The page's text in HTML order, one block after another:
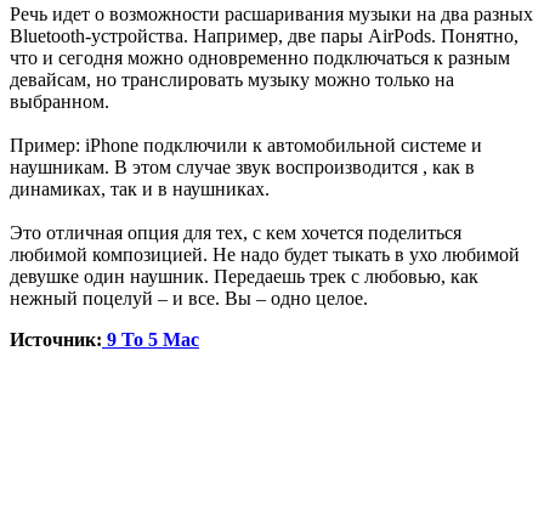
Речь идет о возможности расшаривания музыки на два разных
Bluetooth-устройства. Например, две пары AirPods. Понятно,
что и сегодня можно одновременно подключаться к разным
девайсам, но транслировать музыку можно только на
выбранном.
Пример: iPhone подключили к автомобильной системе и
наушникам. В этом случае звук воспроизводится , как в
динамиках, так и в наушниках.
Это отличная опция для тех, с кем хочется поделиться
любимой композицией. Не надо будет тыкать в ухо любимой
девушке один наушник. Передаешь трек с любовью, как
нежный поцелуй – и все. Вы – одно целое.
Источник: 9 To 5 Mac